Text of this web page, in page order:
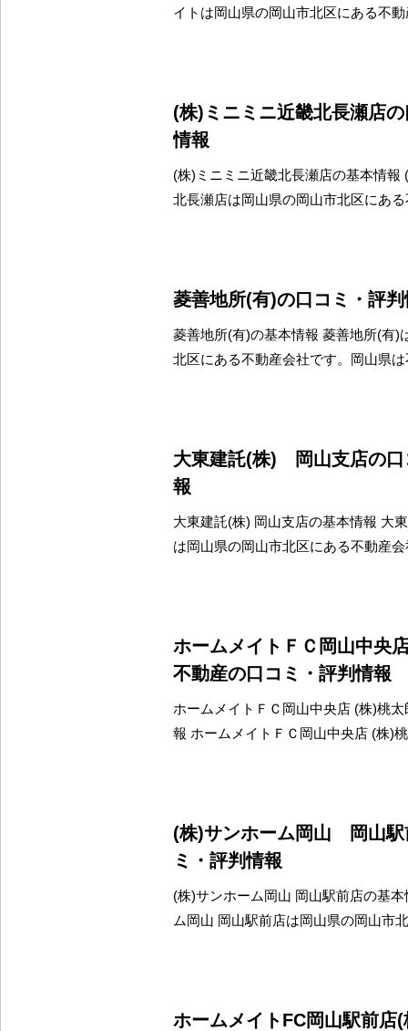
イトは岡山県の岡山市北区にある不
(株)ミニミニ近畿北長瀬店
情報
(株)ミニミニ近畿北長瀬店の基本情報
北長瀬店は岡山県の岡山市北区にあ
菱善地所(有)の口コミ・評
菱善地所(有)の基本情報 菱善地所(有)
北区にある不動産会社です。岡山県
大東建託(株) 岡山支店の口
報
大東建託(株) 岡山支店の基本情報 大
は岡山県の岡山市北区にある不動産
ホームメイトＦＣ岡山中央
不動産の口コミ・評判情報
ホームメイトＦＣ岡山中央店 (株)桃
報 ホームメイトＦＣ岡山中央店 (株)
(株)サンホーム岡山 岡山駅
ミ・評判情報
(株)サンホーム岡山 岡山駅前店の基
ム岡山 岡山駅前店は岡山県の岡山市
ホームメイトFC岡山駅前店